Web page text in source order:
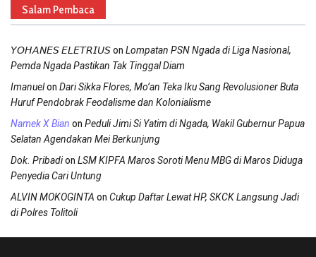
Salam Pembaca
𝘠𝘖𝘏𝘈𝘕𝘌𝘚 𝘌𝘓𝘌𝘛𝘙𝘐𝘜𝘚on Lompatan PSN Ngada di Liga Nasional,
Pemda Ngada Pastikan Tak Tinggal Diam
Imanuelon Dari Sikka Flores, Mo’an Teka Iku Sang Revolusioner Buta
Huruf Pendobrak Feodalisme dan Kolonialisme
Namek X Bian on Peduli Jimi Si Yatim di Ngada, Wakil Gubernur Papua
Selatan Agendakan Mei Berkunjung
Dok. Pribadion LSM KIPFA Maros Soroti Menu MBG di Maros Diduga
Penyedia Cari Untung
ALVIN MOKOGINTA on Cukup Daftar Lewat HP, SKCK Langsung Jadi
di Polres Tolitoli